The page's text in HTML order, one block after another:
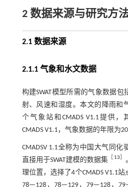
2 数据来源与研究方
2.1 数据来源
2.1.1 气象和水文数据
构建SWAT模型所需的气象数据
射、风速和湿度。本文的降雨和
个气象站和CMADS V1.1提供
CMADS V1.1，气象数据的年限为
CMADSV 1.1全称为中国大气同
直接用于SWAT建模的数据集 ［ 13］
理位置，选择了4个CMADS V1.1
78—128，78—129，79—128，